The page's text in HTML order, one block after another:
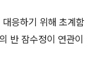
응하기 위해 초계함
반 잠수정이 연관이